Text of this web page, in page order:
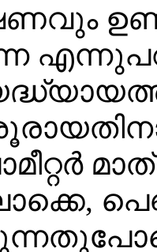
ഉണ്ട്